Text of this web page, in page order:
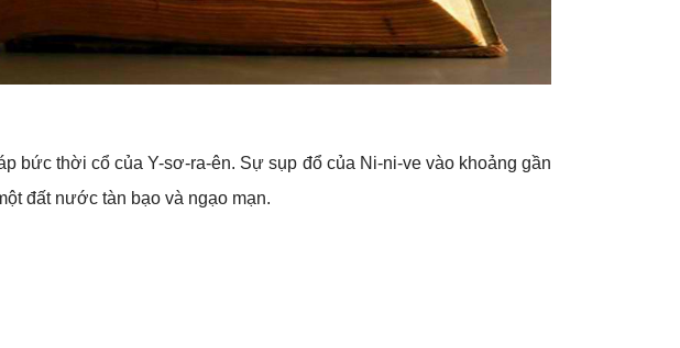
bức thời cổ của Y-sơ-ra-ên. Sự sụp đổ của Ni-ni-ve vào khoảng gần
đất nước tàn bạo và ngạo mạn.